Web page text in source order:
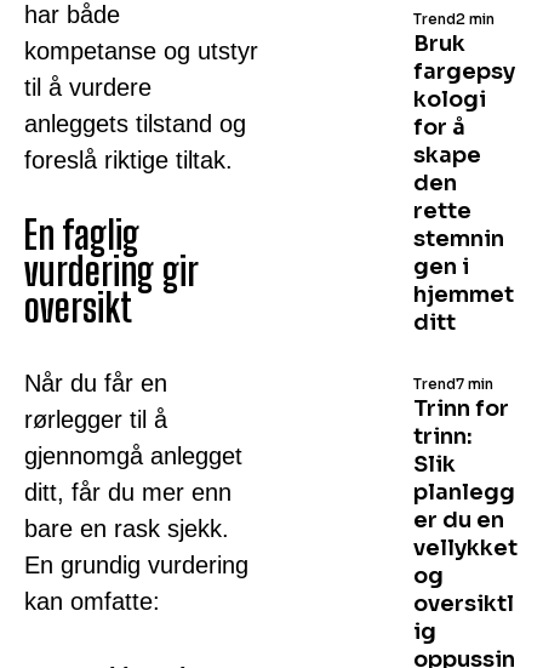
har både
kompetanse og utstyr
til å vurdere
anleggets tilstand og
foreslå riktige tiltak.
En faglig
vurdering gir
oversikt
Når du får en
rørlegger til å
gjennomgå anlegget
ditt, får du mer enn
bare en rask sjekk.
En grundig vurdering
kan omfatte:
Bruk
fargepsy
kologi
for å
skape
den
rette
stemnin
gen i
hjemmet
ditt
Trend2 min
Trinn for
trinn:
Slik
planlegg
er du en
vellykket
og
oversiktl
ig
oppussin
Trend7 min